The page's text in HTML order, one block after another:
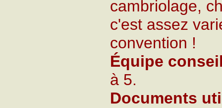
cambriolage,
c'est assez
convention !
Équipe
à 5.
Documents